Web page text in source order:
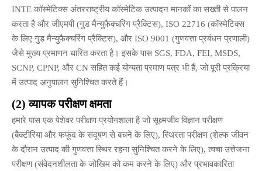
INTE कॉस्मेटिक्स अंतरराष्ट्रीय कॉस्मेटिक उत्पादन मानकों का सख्ती से पालन
करता है और जीएमपी (गुड मैन्युफैक्चरिंग प्रैक्टिस), ISO 22716 (कॉस्मेटिक्स
के लिए गुड मैन्युफैक्चरिंग प्रैक्टिस), और ISO 9001 (गुणवत्ता प्रबंधन प्रणाली)
जैसे मुख्य प्रमाणन धारित करता है। इसके पास SGS, FDA, FEI, MSDS,
SCNP, CPNP, और CN सहित कई योग्यता प्रमाण पत्र भी हैं, जो पूरी प्रक्रिया
में उत्पाद अनुपालन सुनिश्चित करते हैं।
(2) व्यापक परीक्षण क्षमता
हमारे पास एक पेशेवर परीक्षण प्रयोगशाला है जो सूक्ष्मजीव विज्ञान परीक्षण
(बैक्टीरिया और फफूंद के संदूषण से बचने के लिए), स्थिरता परीक्षण (शेल्फ जीवन
के दौरान उत्पाद की गुणवत्ता स्थिर रहना सुनिश्चित करने के लिए), त्वचा उत्तेजना
परीक्षण (संवेदनशीलता के जोखिम को कम करने के लिए) और प्रभावकारिता